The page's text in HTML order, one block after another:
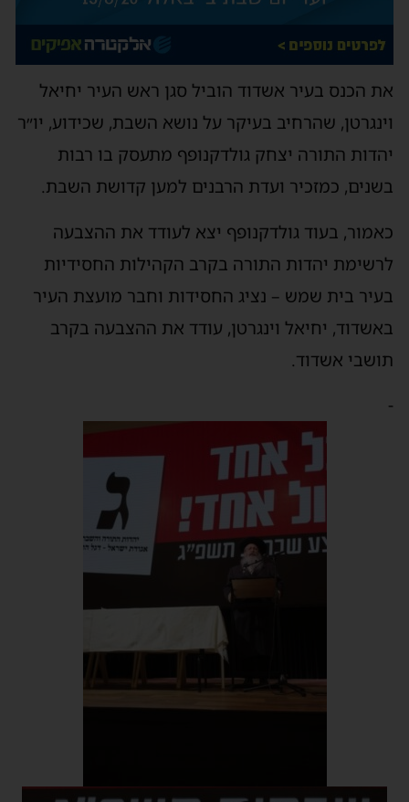
את הכנס בעיר אשדוד הוביל סגן ראש העיר יחיאל
וינגרטן, שהרחיב בעיקר על נושא השבת, שכידוע, יו״ר
יהדות התורה יצחק גולדקנופף מתעסק בו רבות
בשנים, כמזכיר ועדת הרבנים למען קדושת השבת.
כאמור, בעוד גולדקנופף יצא לעודד את ההצבעה
לרשימת יהדות התורה בקרב הקהילות החסידיות
בעיר בית שמש – נציג החסידות וחבר מועצת העיר
באשדוד, יחיאל וינגרטן, עודד את ההצבעה בקרב
תושבי אשדוד.
-